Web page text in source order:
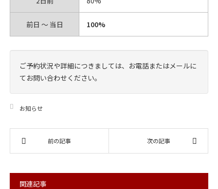
前日 〜 当日 100%
ご予約状況や詳細につきましては、お電話またはメールに
てお問い合わせください。
お知らせ
前の記事 次の記事
関連記事